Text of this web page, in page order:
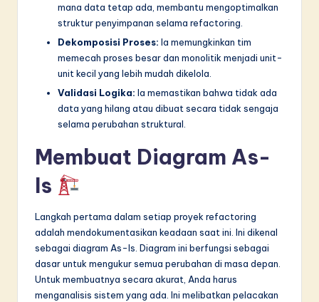
mana data tetap ada, membantu mengoptimalkan
struktur penyimpanan selama refactoring.
Dekomposisi Proses: Ia memungkinkan tim
memecah proses besar dan monolitik menjadi unit-
unit kecil yang lebih mudah dikelola.
Validasi Logika: Ia memastikan bahwa tidak ada
data yang hilang atau dibuat secara tidak sengaja
selama perubahan struktural.
Membuat Diagram As-
Is
Langkah pertama dalam setiap proyek refactoring
adalah mendokumentasikan keadaan saat ini. Ini dikenal
sebagai diagram As-Is. Diagram ini berfungsi sebagai
dasar untuk mengukur semua perubahan di masa depan.
Untuk membuatnya secara akurat, Anda harus
menganalisis sistem yang ada. Ini melibatkan pelacakan